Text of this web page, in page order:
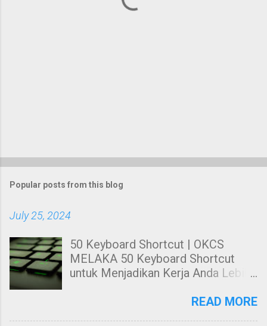
Popular posts from this blog
July 25, 2024
50 Keyboard Shortcut | OKCS
MELAKA 50 Keyboard Shortcut
untuk Menjadikan Kerja Anda Lebih
kepada anda tentang Keyboard
READ MORE